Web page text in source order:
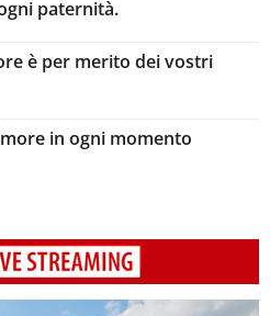
paternità.
è per merito dei vostri
in ogni momento